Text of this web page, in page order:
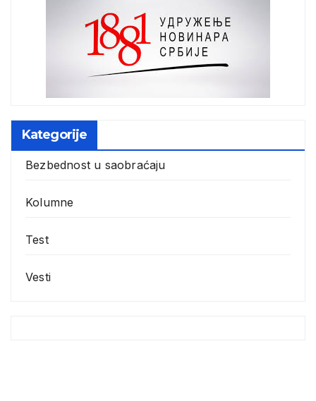
Kategorije
Bezbednost u saobraćaju
Kolumne
Test
Vesti